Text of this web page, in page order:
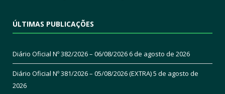
ÚLTIMAS PUBLICAÇÕES
Diário Oficial Nº 382/2026 – 06/08/20266 de agosto de 2026
Diário Oficial Nº 381/2026 – 05/08/2026 (EXTRA)5 de agosto de
2026